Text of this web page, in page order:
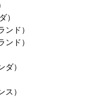
）
ンド）
ンド）
ダ）
ス）